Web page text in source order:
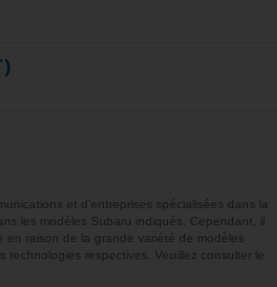
et d’entreprises spécialisées dans la
les modèles Subaru indiqués. Cependant, il
raison de la grande variété de modèles
technologies respectives. Veuillez consulter le